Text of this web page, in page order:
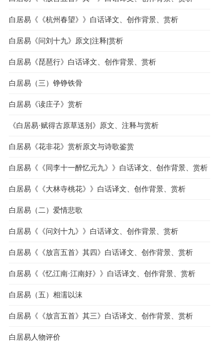
白居易《《杭州春望》》白话译文、创作背景、赏析
白居易《问刘十九》原文|注释|赏析
白居易《琵琶行》白话译文、创作背景、赏析
白居易（三）铮铮铁骨
白居易《读庄子》赏析
《白居易·赋得古原草送别》原文、注释与赏析
白居易《花非花》赏析原文与诗歌鉴赏
白居易《《同李十一醉忆元九》》白话译文、创作背景、赏析
白居易《《大林寺桃花》》白话译文、创作背景、赏析
白居易（二）爱情悲歌
白居易《《问刘十九》》白话译文、创作背景、赏析
白居易《《放言五首》其四》白话译文、创作背景、赏析
白居易《《忆江南·江南好》》白话译文、创作背景、赏析
白居易（五）相濡以沫
白居易《《放言五首》其三》白话译文、创作背景、赏析
白居易人物评价